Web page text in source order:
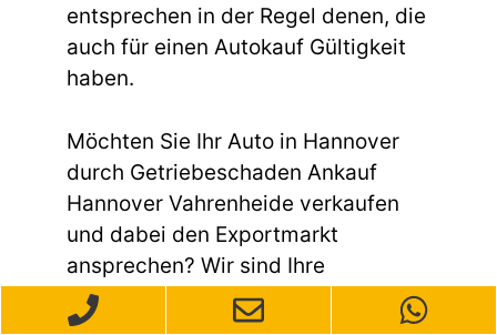
entsprechen in der Regel denen, die
auch für einen Autokauf Gültigkeit
haben.
Möchten Sie Ihr Auto in Hannover
durch Getriebeschaden Ankauf
Hannover Vahrenheide verkaufen
und dabei den Exportmarkt
ansprechen? Wir sind Ihre
zuverlässige Anlaufstelle für den
Autoverkauf mit Fokus auf den